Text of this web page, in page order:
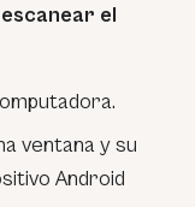
el
ventana y su
Android